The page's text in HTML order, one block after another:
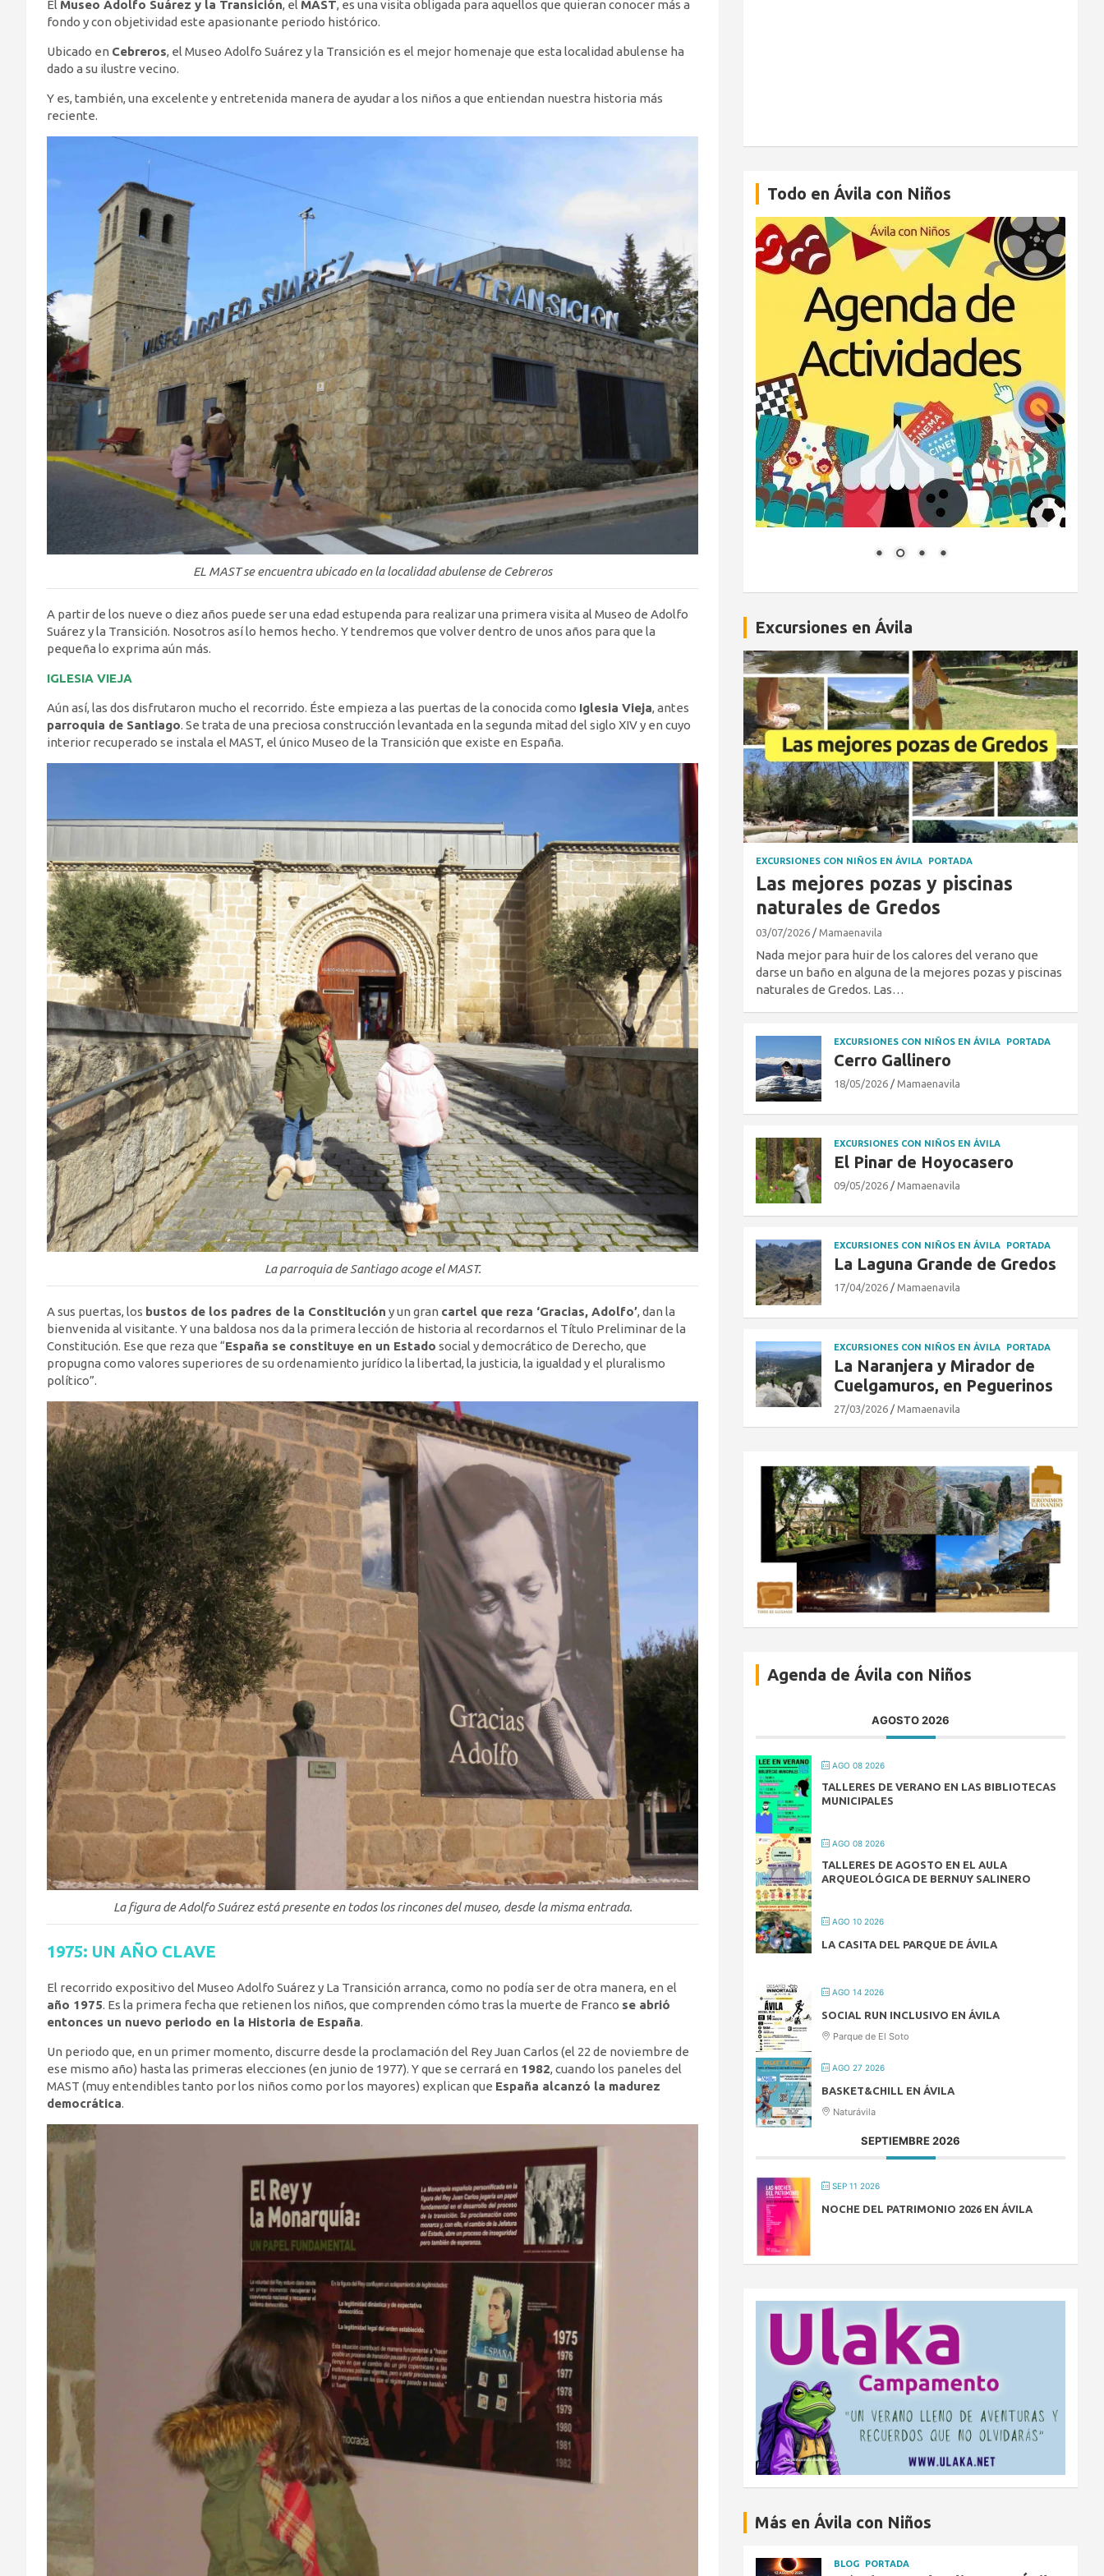
El Museo Adolfo Suárez y la Transición, el MAST, es una visita obligada para aquellos que quieran conocer más a
fondo y con objetividad este apasionante periodo histórico.
Ubicado en Cebreros, el Museo Adolfo Suárez y la Transición es el mejor homenaje que esta localidad abulense ha
dado a su ilustre vecino.
Y es, también, una excelente y entretenida manera de ayudar a los niños a que entiendan nuestra historia más
reciente.
EL MAST se encuentra ubicado en la localidad abulense de Cebreros
A partir de los nueve o diez años puede ser una edad estupenda para realizar una primera visita al Museo de Adolfo
Suárez y la Transición. Nosotros así lo hemos hecho. Y tendremos que volver dentro de unos años para que la
pequeña lo exprima aún más.
IGLESIA VIEJA
Aún así, las dos disfrutaron mucho el recorrido. Éste empieza a las puertas de la conocida como Iglesia Vieja, antes
parroquia de Santiago. Se trata de una preciosa construcción levantada en la segunda mitad del siglo XIV y en cuyo
interior recuperado se instala el MAST, el único Museo de la Transición que existe en España.
La parroquia de Santiago acoge el MAST.
A sus puertas, los bustos de los padres de la Constitución y un gran cartel que reza ‘Gracias, Adolfo’, dan la
bienvenida al visitante. Y una baldosa nos da la primera lección de historia al recordarnos el Título Preliminar de la
Constitución. Ese que reza que “España se constituye en un Estado social y democrático de Derecho, que
propugna como valores superiores de su ordenamiento jurídico la libertad, la justicia, la igualdad y el pluralismo
político”.
La figura de Adolfo Suárez está presente en todos los rincones del museo, desde la misma entrada.
1975: UN AÑO CLAVE
El recorrido expositivo del Museo Adolfo Suárez y La Transición arranca, como no podía ser de otra manera, en el
año 1975. Es la primera fecha que retienen los niños, que comprenden cómo tras la muerte de Franco se abrió
entonces un nuevo periodo en la Historia de España.
Un periodo que, en un primer momento, discurre desde la proclamación del Rey Juan Carlos (el 22 de noviembre de
ese mismo año) hasta las primeras elecciones (en junio de 1977). Y que se cerrará en 1982, cuando los paneles del
MAST (muy entendibles tanto por los niños como por los mayores) explican que España alcanzó la madurez
democrática.
Todo en Ávila con Niños
Excursiones en Ávila
EXCURSIONES CON NIÑOS EN ÁVILA PORTADA
Las mejores pozas y piscinas
naturales de Gredos
03/07/2026 Mamaenavila
Nada mejor para huir de los calores del verano que
darse un baño en alguna de la mejores pozas y piscinas
naturales de Gredos. Las…
EXCURSIONES CON NIÑOS EN ÁVILA PORTADA
Cerro Gallinero
18/05/2026 Mamaenavila
EXCURSIONES CON NIÑOS EN ÁVILA
El Pinar de Hoyocasero
09/05/2026 Mamaenavila
EXCURSIONES CON NIÑOS EN ÁVILA PORTADA
La Laguna Grande de Gredos
17/04/2026 Mamaenavila
EXCURSIONES CON NIÑOS EN ÁVILA PORTADA
La Naranjera y Mirador de
Cuelgamuros, en Peguerinos
27/03/2026 Mamaenavila
Agenda de Ávila con Niños
AGOSTO 2026
AGO 08 2026
TALLERES DE VERANO EN LAS BIBLIOTECAS
MUNICIPALES
AGO 08 2026
TALLERES DE AGOSTO EN EL AULA
ARQUEOLÓGICA DE BERNUY SALINERO
AGO 10 2026
LA CASITA DEL PARQUE DE ÁVILA
AGO 14 2026
SOCIAL RUN INCLUSIVO EN ÁVILA
Parque de El Soto
AGO 27 2026
BASKET&CHILL EN ÁVILA
Naturávila
SEPTIEMBRE 2026
SEP 11 2026
NOCHE DEL PATRIMONIO 2026 EN ÁVILA
Más en Ávila con Niños
BLOG PORTADA